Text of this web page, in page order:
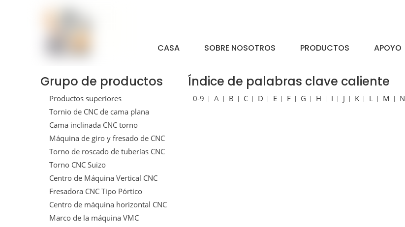
CASA SOBRE NOSOTROS PRODUCTOS APOYO
Grupo de productos
Productos superiores
Tornio de CNC de cama plana
Cama inclinada CNC torno
Máquina de giro y fresado de CNC
Torno de roscado de tuberías CNC
Torno CNC Suizo
Centro de Máquina Vertical CNC
Fresadora CNC Tipo Pórtico
Centro de máquina horizontal CNC
Marco de la máquina VMC
Índice de palabras clave caliente
0-9 A B C D E F G H I J K L M N